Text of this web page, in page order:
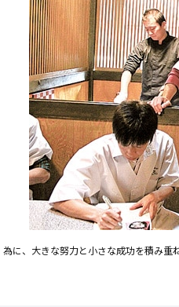
為に、大きな努力と小さな成功を積み